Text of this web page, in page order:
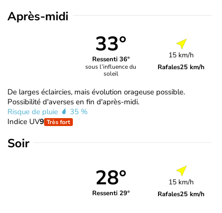
Après-midi
33°
Ressenti 36°
sous l’influence du
soleil
15 km/h
Rafales25 km/h
De larges éclaircies, mais évolution orageuse possible.
Possibilité d'averses en fin d'après-midi.
Risque de pluie
35 %
Indice UV9 Très fort
Soir
28°
Ressenti 29°
15 km/h
Rafales25 km/h